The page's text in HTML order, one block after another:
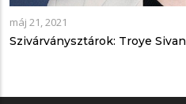
máj 21, 2021
Szivárványsztárok: Troye Sivan